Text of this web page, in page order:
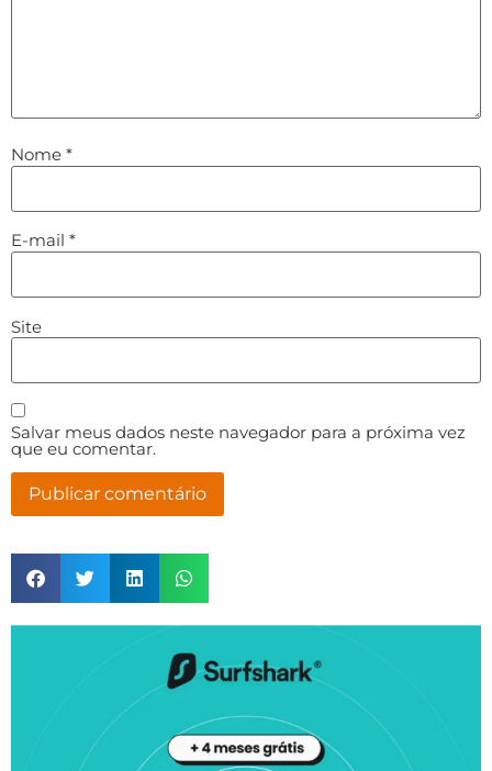
Nome *
E-mail *
Site
Salvar meus dados neste navegador para a próxima vez
que eu comentar.